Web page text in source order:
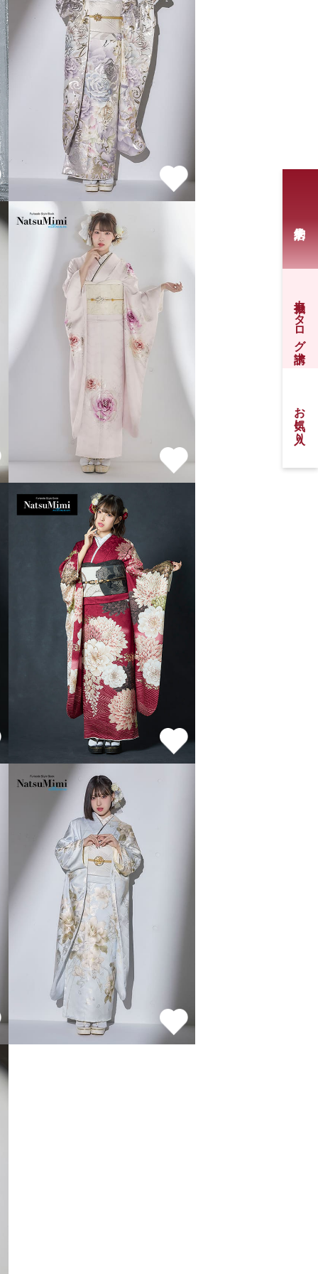
振袖カタログ請求
お気に入り